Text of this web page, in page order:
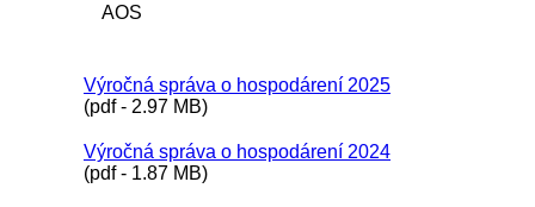
AOS
Výročná správa o hospodárení 2025
(pdf - 2.97 MB)
Výročná správa o hospodárení 2024
(pdf - 1.87 MB)